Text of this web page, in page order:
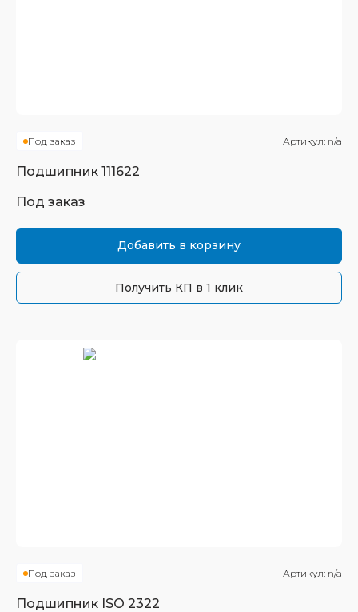
Под заказ Артикул: n/a
Подшипник 111622
Под заказ
Добавить в корзину
Получить КП в 1 клик
Под заказ Артикул: n/a
Подшипник ISO 2322